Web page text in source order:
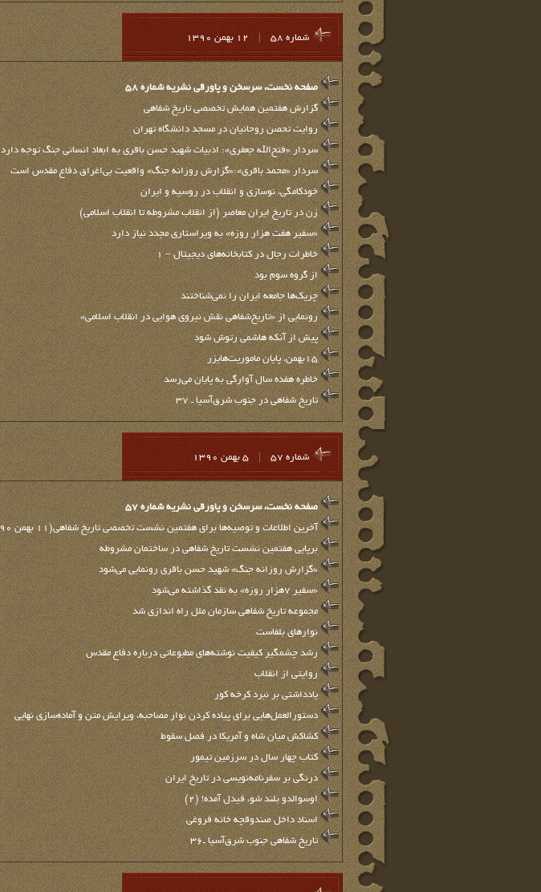
شماره 58
صفحه نخست، سرسخن و پاورقي نشريه شماره 58
گزارش هفتمین همایش تخصصی تاریخ شفاهی
روایت تحصن روحانیان در مسجد دانشگاه تهران
سردار «فتح‌الله جعفري»: ادبيات شهيد حسن باقري به ابعاد انساني جنگ توجه دارد
سردار «محمد باقري»:«گزارش روزانه جنگ» واقعیت بی‌اغراق دفاع مقدس است
خودکامگی، نوسازی و انقلاب در روسیه و ایران
زن در تاریخ ایران معاصر (از انقلاب مشروطه تا انقلاب اسلامی)
«سفير هفت هزار روزه» به ويراستاري مجدد نياز دارد
خاطرات رجال در کتابخانه‌های دیجیتال – 1
از گروه سوم بود
چریک‌ها جامعه ایران را نمی‌شناختند
رونمايي از «تاریخ‌شفاهی نقش نیروی هوایی در انقلاب اسلامی»
پيش از آنكه هاشمي رتوش شود
۱۵بهمن، پايان ماموريت‌هايزر
خاطره هفده سال آوارگی به پایان می‌رسد
تاريخ شفاهي در جنوب شرق‌آسيا ـ 37
شماره 57
صفحه نخست، سرسخن و پاورقي نشريه شماره 57
آخرین اطلاعات و توصیه‌ها برای هفتمین نشست تخصصی تاریخ شفاهی(11 بهمن 1390)
برپایی هفتمین نشست تاریخ شفاهی در ساختمان مشروطه
«گزارش روزانه جنگ» شهيد حسن باقري رونمايي مي‌شود
«سفير 7هزار روزه» به نقد گذاشته مي‌شود
مجموعه تاریخ شفاهی سازمان ملل راه اندازی شد
نوارهای بلفاست
رشد چشمگير كيفيت نوشته‌هاي مطبوعاتي درباره دفاع مقدس
روایتی از انقلاب
یادداشتی بر نبرد کرخه کور
دستورالعمل‌هایی برای پیاده کردن نوار مصاحبه، ویرایش متن و آماده‌سازی نهایی
کشاکش میان شاه و آمریکا در فصل سقوط
کتاب چهار سال در سرزمین تیمور
درنگی بر سفرنامه‌نویسی در تاریخ ایران
اوسوالدو بلند شو، فیدل آمده! (2)
اسناد داخل صندوقچه خانه فروغی
تاريخ شفاهي جنوب شرق‌آسيا ـ36